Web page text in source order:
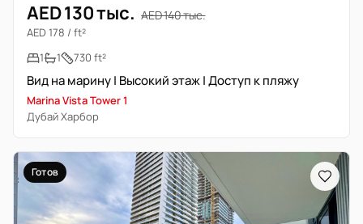
AED 130 тыс. AED 140 тыс.
AED 178 / ft²
1
1 730 ft²
Вид на марину | Высокий этаж | Доступ к пляжу
Marina Vista Tower 1
Дубай Харбор
Готов